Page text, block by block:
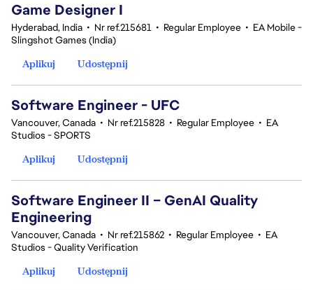
Game Designer I
Hyderabad, India • Nr ref.215681 • Regular Employee • EA Mobile -
Slingshot Games (India)
Aplikuj
Udostępnij
Software Engineer - UFC
Vancouver, Canada • Nr ref.215828 • Regular Employee • EA
Studios - SPORTS
Aplikuj
Udostępnij
Software Engineer II – GenAI Quality
Engineering
Vancouver, Canada • Nr ref.215862 • Regular Employee • EA
Studios - Quality Verification
Aplikuj
Udostępnij